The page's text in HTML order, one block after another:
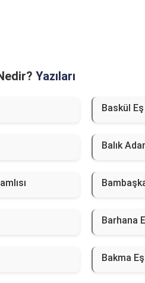
Yazıları
Baskül
Balık
Barhana
Bakma